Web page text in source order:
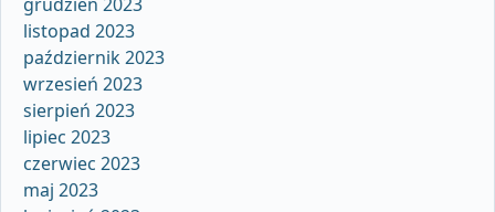
listopad 2023
październik 2023
wrzesień 2023
sierpień 2023
lipiec 2023
czerwiec 2023
maj 2023